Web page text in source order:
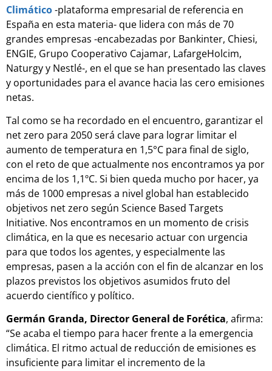
Climático-plataforma empresarial de referencia en
España en esta materia- que lidera con más de 70
grandes empresas -encabezadas por Bankinter, Chiesi,
ENGIE, Grupo Cooperativo Cajamar, LafargeHolcim,
Naturgy y Nestlé-, en el que se han presentado las claves
y oportunidades para el avance hacia las cero emisiones
netas.
Tal como se ha recordado en el encuentro, garantizar el
net zero para 2050 será clave para lograr limitar el
aumento de temperatura en 1,5°C para final de siglo,
con el reto de que actualmente nos encontramos ya por
encima de los 1,1ºC. Si bien queda mucho por hacer, ya
más de 1000 empresas a nivel global han establecido
objetivos net zero según Science Based Targets
Initiative. Nos encontramos en un momento de crisis
climática, en la que es necesario actuar con urgencia
para que todos los agentes, y especialmente las
empresas, pasen a la acción con el fin de alcanzar en los
plazos previstos los objetivos asumidos fruto del
acuerdo científico y político.
Germán Granda, Director General de Forética, afirma:
“Se acaba el tiempo para hacer frente a la emergencia
climática. El ritmo actual de reducción de emisiones es
insuficiente para limitar el incremento de la